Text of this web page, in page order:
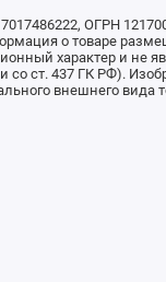
ОГРН
о товаре
характер и не
со ст. 437 ГК РФ).
внешнего вида